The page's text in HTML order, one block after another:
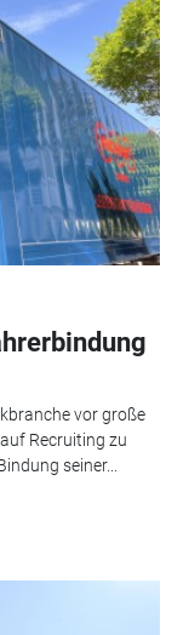
vor große
Recruiting zu
seiner...